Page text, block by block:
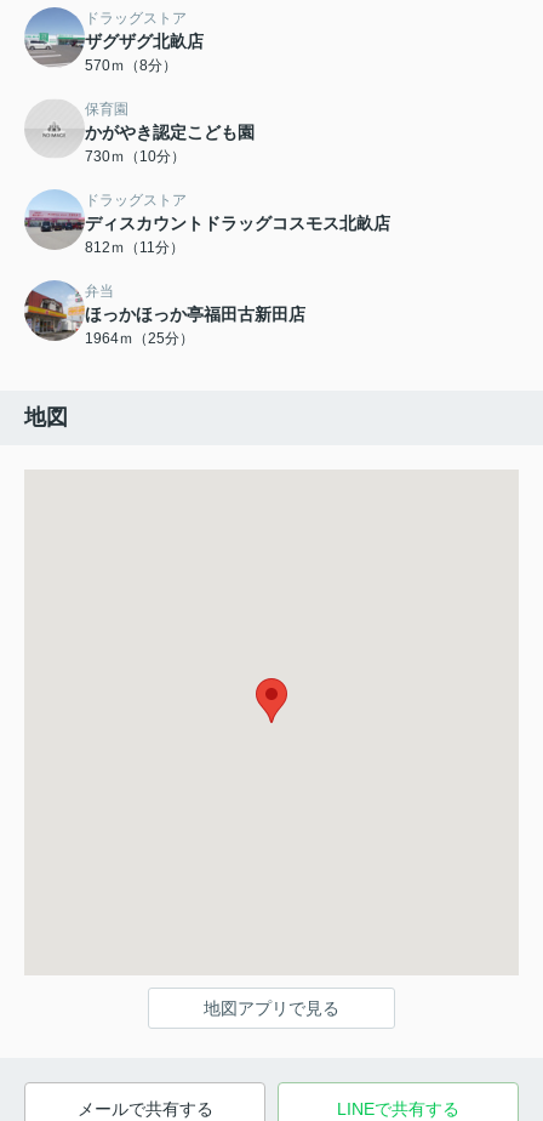
ドラッグストア
ザグザグ北畝店
570ｍ（8分）
保育園
かがやき認定こども園
730ｍ（10分）
ドラッグストア
ディスカウントドラッグコスモス北畝店
812ｍ（11分）
弁当
ほっかほっか亭福田古新田店
1964ｍ（25分）
地図
地図アプリで見る
メールで共有する LINEで共有する